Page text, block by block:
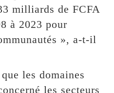
milliards de FCFA
à 2023 pour
», a-t-il
les domaines
les secteurs